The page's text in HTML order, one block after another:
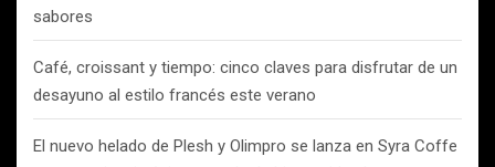
sabores
Café, croissant y tiempo: cinco claves para disfrutar de un
desayuno al estilo francés este verano
El nuevo helado de Plesh y Olimpro se lanza en Syra Coffe